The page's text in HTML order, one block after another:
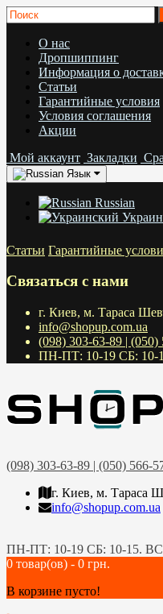
О нас
Дропшиппинг
Информация о
Статьи
Гарантийные условия
Условия соглашения
Акции
Мой аккаунт Закладки
Язык
Russian
Статьи Гарантийные
Связаться с нами
г. Киев, м. Тараса
info@shopup.com.ua
(098) 303-63-89 |
ПН-ПТ: 10-19 СБ: 10-
(098) 303-63-89 | (050) 566-
г. Киев, м. Тараса
info@shopup.com.ua
ПН-ПТ: 10-19 СБ: 10-15.
0 товар(ов) - 0 грн.
В корзине пусто!